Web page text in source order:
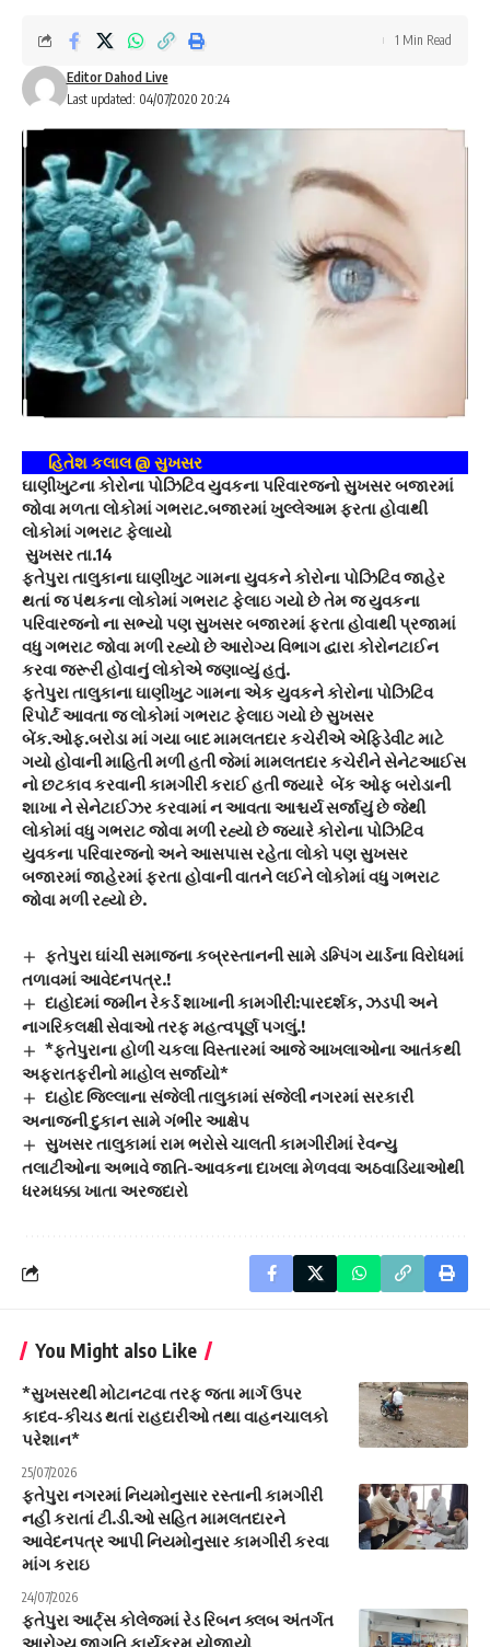
Last updated: 04/07/2020 20:24
Editor Dahod Live
1 Min Read
હિતેશ કલાલ @ સુખસર
ઘાણીખુટના કોરોના પોઝિટિવ યુવકના પરિવારજનો સુખસર બજારમાં
જોવા મળતા લોકોમાં ગભરાટ.બજારમાં ખુલ્લેઆમ ફરતા હોવાથી
લોકોમાં ગભરાટ ફેલાયો
સુખસર તા.14
ફતેપુરા તાલુકાના ઘાણીખુટ ગામના યુવકને કોરોના પોઝિટિવ જાહેર
થતાં જ પંથકના લોકોમાં ગભરાટ ફેલાઇ ગયો છે તેમ જ યુવકના
પરિવારજનો ના સભ્યો પણ સુખસર બજારમાં ફરતા હોવાથી પ્રજામાં
વધુ ગભરાટ જોવા મળી રહ્યો છે આરોગ્ય વિભાગ દ્વારા કોરોનટાઈન
કરવા જરૂરી હોવાનું લોકોએ જણાવ્યું હતું.
ફતેપુરા તાલુકાના ઘાણીખુટ ગામના એક યુવકને કોરોના પોઝિટિવ
રિપોર્ટ આવતા જ લોકોમાં ગભરાટ ફેલાઇ ગયો છે સુખસર
બેંક.ઓફ.બરોડા માં ગયા બાદ મામલતદાર કચેરીએ એફિડેવીટ માટે
ગયો હોવાની માહિતી મળી હતી જેમાં મામલતદાર કચેરીને સેનેટઆઈસ
નો છટકાવ કરવાની કામગીરી કરાઈ હતી જ્યારે બેંક ઓફ બરોડાની
શાખા ને સેનેટાઈઝર કરવામાં ન આવતા આશ્ચર્ય સર્જાયું છે જેથી
લોકોમાં વધુ ગભરાટ જોવા મળી રહ્યો છે જ્યારે કોરોના પોઝિટિવ
યુવકના પરિવારજનો અને આસપાસ રહેતા લોકો પણ સુખસર
બજારમાં જાહેરમાં ફરતા હોવાની વાતને લઈને લોકોમાં વધુ ગભરાટ
જોવા મળી રહ્યો છે.
ફતેપુરા ઘાંચી સમાજના કબ્રસ્તાનની સામે ડમ્પિંગ યાર્ડના વિરોધમાં
તળાવમાં આવેદનપત્ર.!
દાહોદમાં જમીન રેકર્ડ શાખાની કામગીરી:પારદર્શક, ઝડપી અને
નાગરિકલક્ષી સેવાઓ તરફ મહત્વપૂર્ણ પગલું.!
*ફતેપુરાના હોળી ચકલા વિસ્તારમાં આજે આખલાઓના આતંકથી
અફરાતફરીનો માહોલ સર્જાયો*
દાહોદ જિલ્લાના સંજેલી તાલુકામાં સંજેલી નગરમાં સરકારી
અનાજની દુકાન સામે ગંભીર આક્ષેપ
સુખસર તાલુકામાં રામ ભરોસે ચાલતી કામગીરીમાં રેવન્યુ
તલાટીઓના અભાવે જાતિ-આવકના દાખલા મેળવવા અઠવાડિયાઓથી
ધરમધક્કા ખાતા અરજદારો
You Might also Like
*સુખસરથી મોટાનટવા તરફ જતા માર્ગ ઉપર
કાદવ-કીચડ થતાં રાહદારીઓ તથા વાહનચાલકો
પરેશાન*
25/07/2026
ફતેપુરા નગરમાં નિયમોનુસાર રસ્તાની કામગીરી
નહીં કરાતાં ટી.ડી.ઓ સહિત મામલતદારને
આવેદનપત્ર આપી નિયમોનુસાર કામગીરી કરવા
માંગ કરાઇ
24/07/2026
ફતેપુરા આર્ટ્સ કોલેજમાં રેડ રિબન ક્લબ અંતર્ગત
આરોગ્ય જાગૃતિ કાર્યક્રમ યોજાયો